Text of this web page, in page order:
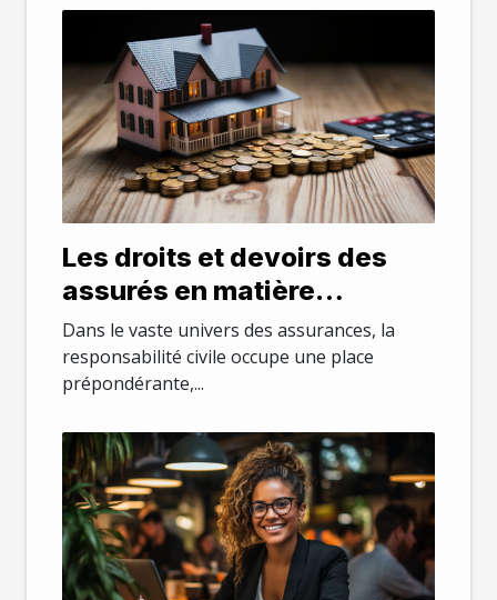
Les droits et devoirs des
assurés en matière
d'assurance responsabilité
civile
Dans le vaste univers des assurances, la
responsabilité civile occupe une place
prépondérante,...